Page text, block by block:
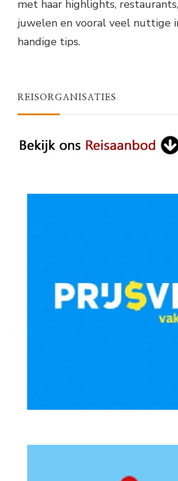
met haar highlights,
juwelen en vooral veel nuttige
handige tips.
REISORGANISATIES